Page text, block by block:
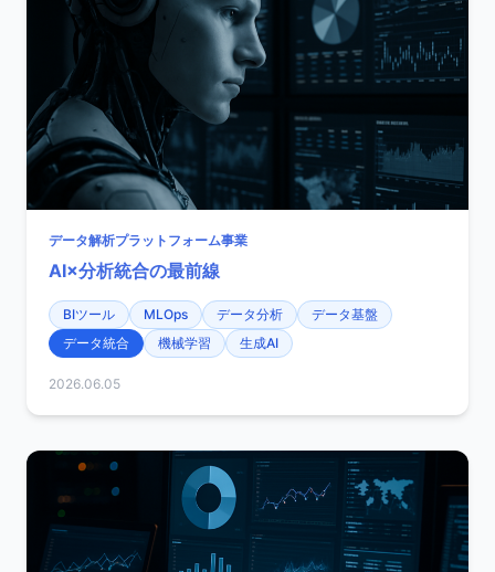
データ解析プラットフォーム事業
AI×分析統合の最前線
BIツール MLOps データ分析
データ基盤
データ統合
機械学習 生成AI
2026.06.05